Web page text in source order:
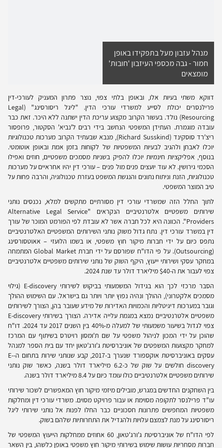
מנהל עזבון מעל בתפקידו באופן
חמור - גבה מכספי העיזבון 'חובות'
מומצאים
דווקא משתי בעיות אלו, ובאופן בלתי צפוי, נוצר פתרון המעניק לעורכי-דין
פרילנסרים יכולת לסייע למשרדי עורכי הדין. "ליגל ריסורסינג" (Legal
Resourcing) נולד. בעשור הקרוב מקצוע עריכת הדין ישתנה ללא היכר. זאת כבר
עובדה מוגמרת. העתידן המשפטי הנחשב בידי רבים ל'נביא' הסקטור, פרופסור
ריצ'רד סוסקינד (Richard Susskind), מנבא שבעתיד הקרוב מערכות טכנולוגיות
יוכלו לאבחן ולהגיב לבעיות המשפטיות של לקוחות בזמן אמת ובאופן אוטומטי.
בנוסף, אפליקציות חינמיות יוכלו להפיק בשניות מסמכים משפטיים, חוזים ואפילו
הסכמי גירושין. לא עוד יועצים פנים מול פנים – עורכי דין יהיו אחראיים על מערכות
טכנולוגיות, הזנת וניתוח נתונים והנגשת המשפט בעזרת טכנולוגיה, והרבה פחות על
טיב המוצר המשפטי.
לתוך החלל הזה שמשרדי עורכי דין מסורתיים מתקשים למלא, נכנסים נותני
שירותים משפטיים אלטרנטיביים הנקראים "Alternative Legal Service
Providers". הכוונה היא לכל חברה אשר לא עובדת לפי הפורמט המוכר של עורך
דין במשרד עורכי דין. נתח גדול משוק נותני השירותים המשפטיים האלטרנטיביים
נתפס כיום על ידי חברות מיקור חוץ משפטי, או בשמו הלועזי – אאוטסורסינג
(
Outsourcing). על פי הדו"ח שפורסם על ידי חברתGlobal Marketהמתמחה
במחקר עסקי ושירותי ייעוץ, היקף השוק של נותני שירותים משפטיים אלטרנטיביים
צפוי לעבור את ה-$40 מיליארד דולר עד שנת 2024.
הסבר מרכזי לכך הוא בגידול המשמעותי בביקוש לשירותיE-discovery (גילוי
מסמכים אלקטרוני), ההולך ונהיה נפוץ יותר ויותר גם בישראל. עם השימוש ההולך
וגובר במערכות דיגיטליות והכמויות האדירות של מידע שעובר בהן, הצורך לשירותים
משפטיים אלטרנטיביים נמצא במגמת עלייה אדירה. הצורך בשירותיE-discovery
צפוי לגדול בשיעור משמעותי של למעלה מ-40% בין השנים 2017 עד 2024. דו"ח
שהוכן על ידי המכון לניהול משפטי על שם ת'ומסון רויטרס בשיתוף עם המרכז
למחקר מקצועות המשפטים של אוניברסיטת ג'ורג'טאון יחד עם בית הספר למנהל
עסקים באוניברסיטת אוקספורד שנערך ב-2017, קבע שנותני שירות בתחום ה-
E-
discovery
חולשים על שוק של כ-6.2 מיליארד דולר בשנה, כאשר שוק נותני
שירותים משפטיים אלטרנטיביים כולו עומד כיום על 8.4 מיליארד דולר בשנה.
בין השחקנים החדשים במגרש, מובילים מיזמי מיקור חוץ המאפשרים לשכור שירותי
עו"ד פרילנסר לתקופה מסוימת או עבור פרויקט מסוים. משרדי עורכי דין ומחלקות
משפטיות המחפשים פתרונות חסכוניים כבר החלו לפנות אל נותני שירותי ליגל
ריסורסינג על מנת לצמצם עלויות ולהגדיל את התחרותיות שלהם בשוק.
לפי הדו"ח של אוניברסיטת ג'ורג'טאון, 60 אחוזים ממחלקות הייעוץ המשפטי של
חברות מסחריות עושות שימוש בשירותי מיקור חוץ משפטי באופן כלשהו, בין השאר